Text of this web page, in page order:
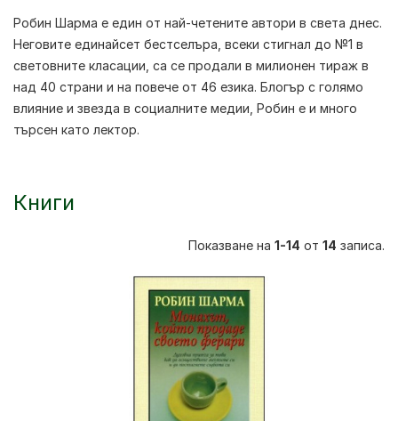
Робин Шарма е един от най-четените автори в света днес.
Неговите единайсет бестселъра, всеки стигнал до №1 в
световните класации, са се продали в милионен тираж в
над 40 страни и на повече от 46 езика. Блогър с голямо
влияние и звезда в социалните медии, Робин е и много
търсен като лектор.
Книги
Показване на 1-14 от 14 записа.